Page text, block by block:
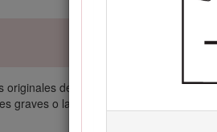
originales de serie del equipo puede
graves o la muerte. Los cambios no